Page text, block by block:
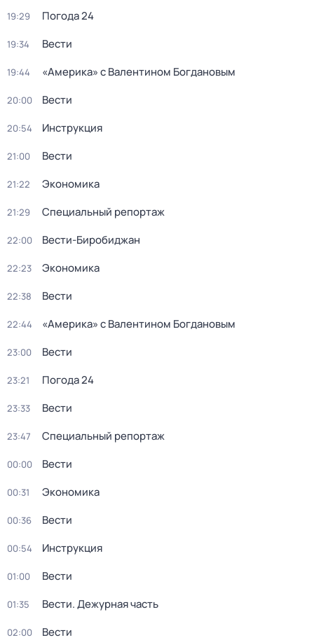
19:29 Погода 24
19:34 Вести
19:44 «Америка» с Валентином Богдановым
20:00 Вести
20:54 Инструкция
21:00 Вести
21:22 Экономика
21:29 Специальный репортаж
22:00 Вести-Биробиджан
22:23 Экономика
22:38 Вести
22:44 «Америка» с Валентином Богдановым
23:00 Вести
23:21 Погода 24
23:33 Вести
23:47 Специальный репортаж
00:00 Вести
00:31 Экономика
00:36 Вести
00:54 Инструкция
01:00 Вести
01:35 Вести. Дежурная часть
02:00 Вести